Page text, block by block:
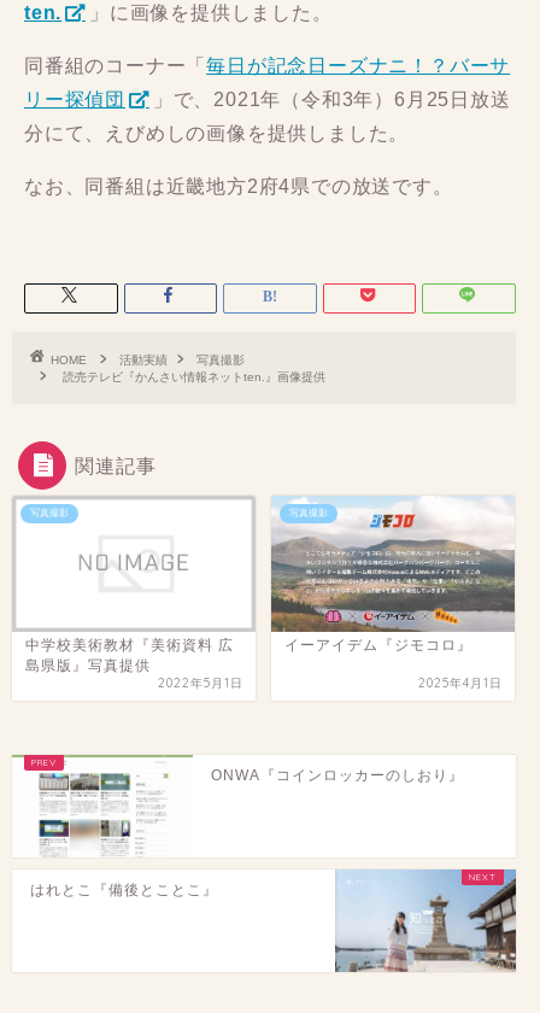
ten.
」に画像を提供しました。
同番組のコーナー「毎日が記念日ーズナニ！？バーサ
リー探偵団
」で、2021年（令和3年）6月25日放送
分にて、えびめしの画像を提供しました。
なお、同番組は近畿地方2府4県での放送です。
HOME 活動実績
写真撮影
読売テレビ『かんさい情報ネットten.』画像提供
関連記事
写真撮影
中学校美術教材『美術資料 広
島県版』写真提供
2022年5月1日
写真撮影
イーアイデム『ジモコロ』
2025年4月1日
ONWA『コインロッカーのしおり』
はれとこ『備後とことこ』